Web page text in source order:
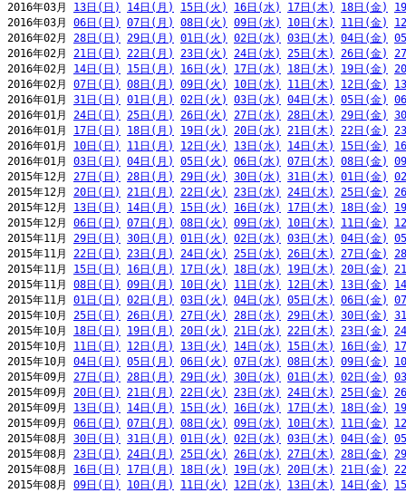
2016年03月 13日(日) 14日(月) 15日(火) 16日(水) 17日(木) 18日(金)
2016年03月 06日(日) 07日(月) 08日(火) 09日(水) 10日(木) 11日(金)
2016年02月 28日(日) 29日(月) 01日(火) 02日(水) 03日(木) 04日(金)
2016年02月 21日(日) 22日(月) 23日(火) 24日(水) 25日(木) 26日(金)
2016年02月 14日(日) 15日(月) 16日(火) 17日(水) 18日(木) 19日(金)
2016年02月 07日(日) 08日(月) 09日(火) 10日(水) 11日(木) 12日(金)
2016年01月 31日(日) 01日(月) 02日(火) 03日(水) 04日(木) 05日(金)
2016年01月 24日(日) 25日(月) 26日(火) 27日(水) 28日(木) 29日(金)
2016年01月 17日(日) 18日(月) 19日(火) 20日(水) 21日(木) 22日(金)
2016年01月 10日(日) 11日(月) 12日(火) 13日(水) 14日(木) 15日(金)
2016年01月 03日(日) 04日(月) 05日(火) 06日(水) 07日(木) 08日(金)
2015年12月 27日(日) 28日(月) 29日(火) 30日(水) 31日(木) 01日(金)
2015年12月 20日(日) 21日(月) 22日(火) 23日(水) 24日(木) 25日(金)
2015年12月 13日(日) 14日(月) 15日(火) 16日(水) 17日(木) 18日(金)
2015年12月 06日(日) 07日(月) 08日(火) 09日(水) 10日(木) 11日(金)
2015年11月 29日(日) 30日(月) 01日(火) 02日(水) 03日(木) 04日(金)
2015年11月 22日(日) 23日(月) 24日(火) 25日(水) 26日(木) 27日(金)
2015年11月 15日(日) 16日(月) 17日(火) 18日(水) 19日(木) 20日(金)
2015年11月 08日(日) 09日(月) 10日(火) 11日(水) 12日(木) 13日(金)
2015年11月 01日(日) 02日(月) 03日(火) 04日(水) 05日(木) 06日(金)
2015年10月 25日(日) 26日(月) 27日(火) 28日(水) 29日(木) 30日(金)
2015年10月 18日(日) 19日(月) 20日(火) 21日(水) 22日(木) 23日(金)
2015年10月 11日(日) 12日(月) 13日(火) 14日(水) 15日(木) 16日(金)
2015年10月 04日(日) 05日(月) 06日(火) 07日(水) 08日(木) 09日(金)
2015年09月 27日(日) 28日(月) 29日(火) 30日(水) 01日(木) 02日(金)
2015年09月 20日(日) 21日(月) 22日(火) 23日(水) 24日(木) 25日(金)
2015年09月 13日(日) 14日(月) 15日(火) 16日(水) 17日(木) 18日(金)
2015年09月 06日(日) 07日(月) 08日(火) 09日(水) 10日(木) 11日(金)
2015年08月 30日(日) 31日(月) 01日(火) 02日(水) 03日(木) 04日(金)
2015年08月 23日(日) 24日(月) 25日(火) 26日(水) 27日(木) 28日(金)
2015年08月 16日(日) 17日(月) 18日(火) 19日(水) 20日(木) 21日(金)
2015年08月 09日(日) 10日(月) 11日(火) 12日(水) 13日(木) 14日(金)